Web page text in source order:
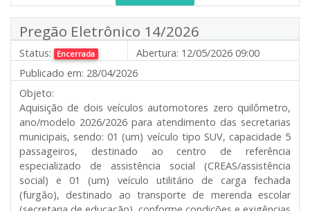
Pregão Eletrônico 14/2026
Status: Encerrada Abertura: 12/05/2026 09:00
Publicado em: 28/04/2026
Objeto:
Aquisição de dois veículos automotores zero quilômetro,
ano/modelo 2026/2026 para atendimento das secretarias
municipais, sendo: 01 (um) veículo tipo SUV, capacidade 5
passageiros, destinado ao centro de referência
especializado de assistência social (CREAS/assistência
social) e 01 (um) veículo utilitário de carga fechada
(furgão), destinado ao transporte de merenda escolar